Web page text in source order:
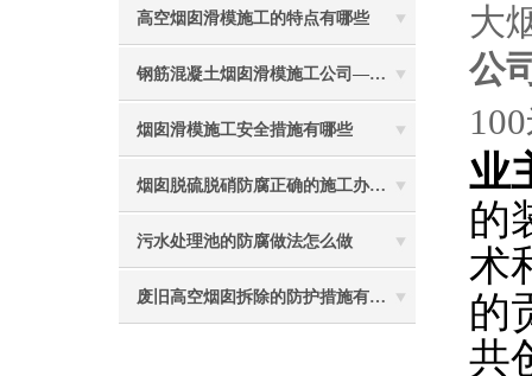
高空烟囱滑模施工的特点有哪些
钢筋混凝土烟囱滑模施工公司——选五林高空
烟囱滑模施工安全措施有哪些
烟囱脱硫脱硝防腐正确的施工办法由高空防腐公司说与你听
污水处理池的防腐做法怎么做
废旧高空烟囱拆除的防护措施有哪些？
大
公
业
的
术
的
共